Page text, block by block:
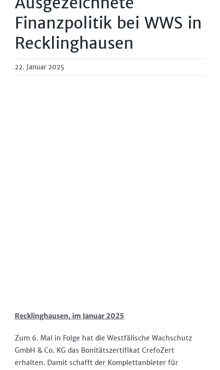
Finanzpolitik bei WWS in
Recklinghausen
22. Januar 2025
Recklinghausen, im Januar 2025
Zum 6. Mal in Folge hat die Westfälische Wachschutz
GmbH & Co. KG das Bonitätszertifikat CrefoZert
erhalten. Damit schafft der Komplettanbieter für